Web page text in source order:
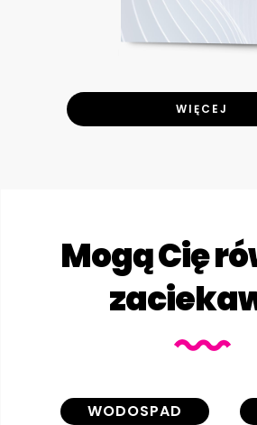
WIĘCEJ
Mogą Cię
WODOSPAD